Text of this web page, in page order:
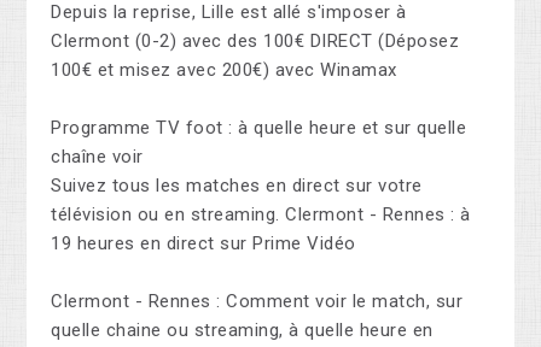
Depuis la reprise, Lille est allé s'imposer à
Clermont (0-2) avec des 100€ DIRECT (Déposez
100€ et misez avec 200€) avec Winamax
Programme TV foot : à quelle heure et sur quelle
chaîne voir
Suivez tous les matches en direct sur votre
télévision ou en streaming. Clermont - Rennes : à
19 heures en direct sur Prime Vidéo
Clermont - Rennes : Comment voir le match, sur
quelle chaine ou streaming, à quelle heure en